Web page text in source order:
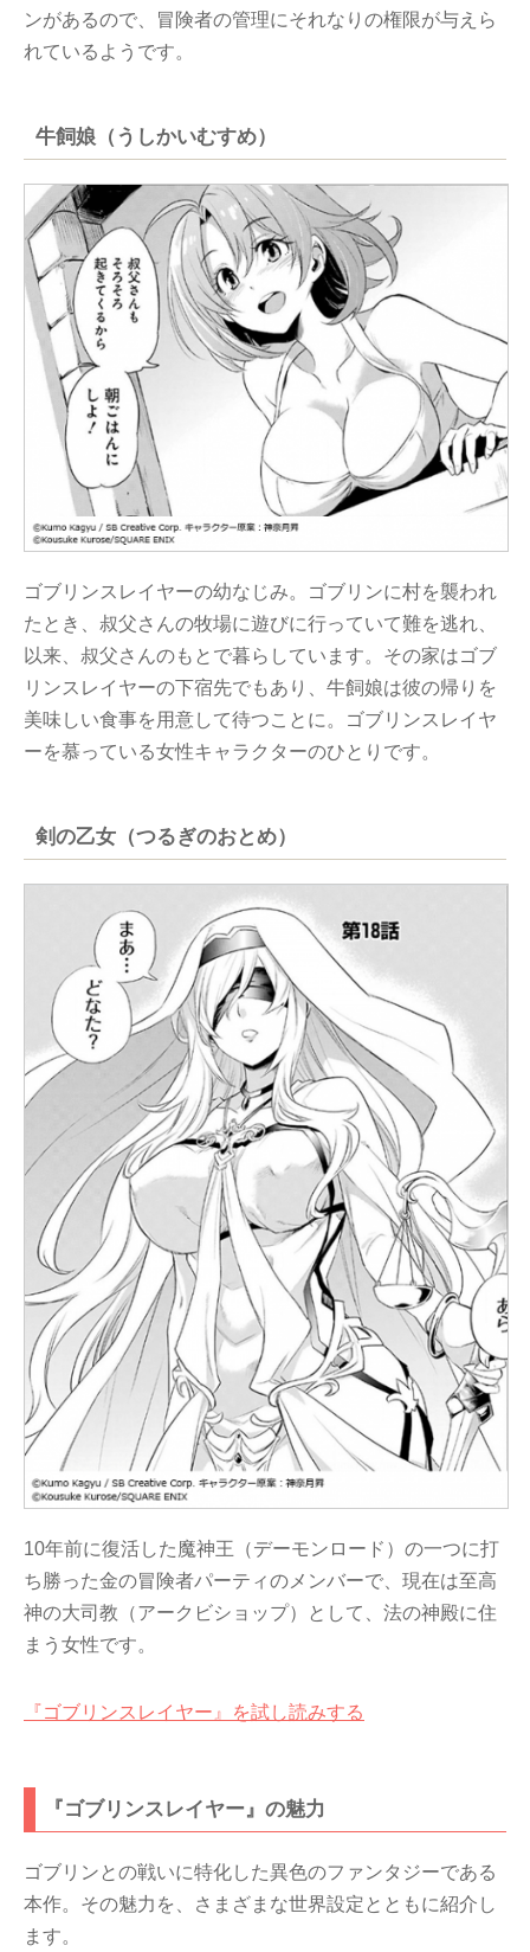
ンがあるので、冒険者の管理にそれなりの権限が与えら
れているようです。
牛飼娘（うしかいむすめ）
ゴブリンスレイヤーの幼なじみ。ゴブリンに村を襲われ
たとき、叔父さんの牧場に遊びに行っていて難を逃れ、
以来、叔父さんのもとで暮らしています。その家はゴブ
リンスレイヤーの下宿先でもあり、牛飼娘は彼の帰りを
美味しい食事を用意して待つことに。ゴブリンスレイヤ
ーを慕っている女性キャラクターのひとりです。
剣の乙女（つるぎのおとめ）
10年前に復活した魔神王（デーモンロード）の一つに打
ち勝った金の冒険者パーティのメンバーで、現在は至高
神の大司教（アークビショップ）として、法の神殿に住
まう女性です。
『ゴブリンスレイヤー』を試し読みする
『ゴブリンスレイヤー』の魅力
ゴブリンとの戦いに特化した異色のファンタジーである
本作。その魅力を、さまざまな世界設定とともに紹介し
ます。